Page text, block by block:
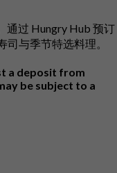
通过 Hungry Hub 预订
与季节特选料理。
a deposit from
be subject to a